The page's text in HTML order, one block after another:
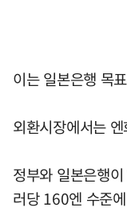
이는 일본은행 목
외환시장에서는
정부와 일본은행
러당 160엔 수준